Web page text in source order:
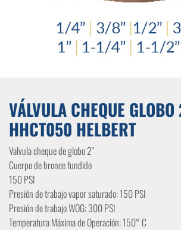
VÁLVULA CHEQUE
HHCT050 HELBERT
Valvula cheque de globo 2"
Cuerpo de bronce fundido
150 PSI
Presión de trabajo vapor saturado: 150 PSI
Presión de trabajo WOG: 300 PSI
Temperatura Máxima de Operación: 150° C